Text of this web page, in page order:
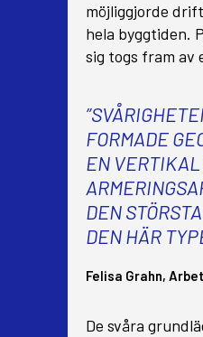
möjliggjorde
hela byggtiden.
sig togs fram av
FORMADE
EN
DEN
DEN HÄR
Felisa Grahn,
De svåra